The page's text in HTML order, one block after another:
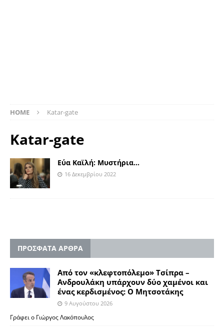
HOME Katar-gate
Katar-gate
Εύα Καϊλή: Μυστήρια…
16 Δεκεμβρίου 2022
ΠΡΟΣΦΑΤΑ ΑΡΘΡΑ
Από τον «κλεφτοπόλεμο» Τσίπρα –
Ανδρουλάκη υπάρχουν δύο χαμένοι και
ένας κερδισμένος: Ο Μητσοτάκης
9 Αυγούστου 2026
Γράφει ο Γιώργος Λακόπουλος